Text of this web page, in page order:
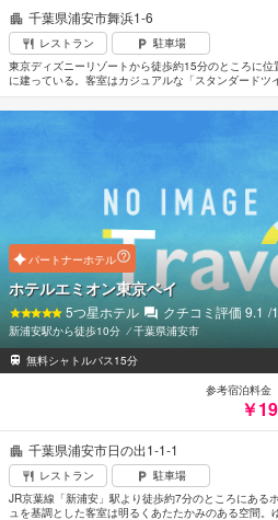
千葉県浦安市舞浜1-6
レストラン
駐車場
東京ディズニーリゾートから徒歩約15分のところに
に建っている。客室はカジュアルな「スタンダード
ジングキャビン」、シモンズ社ベッド&テンピュール
ールーム」などがある。最上階にある欧風料理が自
千葉県浦安市日の出1-1-1
レストラン
駐車場
JR京葉線「新浦安」駅より徒歩約7分のところにある
ュを基調とした客室は明るくあたたかみのある空間
パートナーホテル
ホテルエミオン東京ベイ
5つ星ホテル クチコミ評価9.1 /
新浦安駅から徒歩10分 ⁄千葉県浦安市
無料シャトルバス15分
参考宿泊料金
￥